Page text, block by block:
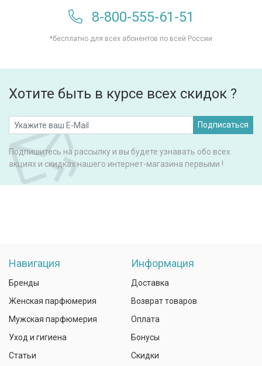
8-800-555-61-51
*бесплатно для всех абонентов по всей России
Хотите быть в курсе всех скидок ?
Подписаться
Подпишитесь на рассылку и вы будете узнавать обо всех
акциях и скидках нашего интернет-магазина первыми !
Навигация
Бренды
Женская парфюмерия
Мужская парфюмерия
Уход и гигиена
Статьи
Информация
Доставка
Возврат товаров
Оплата
Бонусы
Скидки